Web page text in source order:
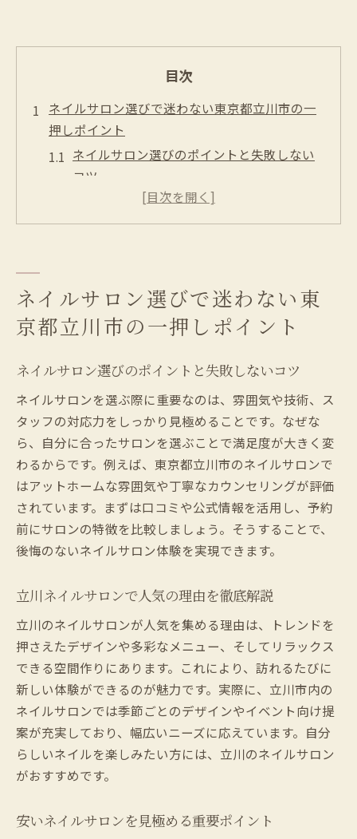
目次
ネイルサロン選びで迷わない東京都立川市の一
押しポイント
ネイルサロン選びのポイントと失敗しない
コツ
立川ネイルサロンで人気の理由を徹底解説
安いネイルサロンを見極める重要ポイント
立川駅周辺のネイルサロンの選び方ガイド
個人ネイルサロンのメリットを知っておこ
東京都立川市で人気のネイルサロンを体験する
ネイルサロン人気の秘密とその魅力を解説
立川のネイルサロンで叶う理想のデザイン
体験
ジェルネイルが人気のサロンの特徴を紹介
安い料金で高品質なネイルサロン体験の価
値
立川駅近くのネイルサロン体験談をご紹介
魅力
ネイルサロン利用で叶う東京都立川市の理想の
爪ケア
ネイルサロンで実現できる理想の爪ケア方
法
パラジェル導入ネイルサロンの魅力と特徴
自爪ケアのみでも安心して通えるネイルサ
ロン
ネイルサロン選びで迷わない東
京都立川市の一押しポイント
ネイルサロン選びのポイントと失敗しないコツ
ネイルサロンを選ぶ際に重要なのは、雰囲気や技術、ス
タッフの対応力をしっかり見極めることです。なぜな
ら、自分に合ったサロンを選ぶことで満足度が大きく変
わるからです。例えば、東京都立川市のネイルサロンで
はアットホームな雰囲気や丁寧なカウンセリングが評価
されています。まずは口コミや公式情報を活用し、予約
前にサロンの特徴を比較しましょう。そうすることで、
後悔のないネイルサロン体験を実現できます。
立川ネイルサロンで人気の理由を徹底解説
立川のネイルサロンが人気を集める理由は、トレンドを
押さえたデザインや多彩なメニュー、そしてリラックス
できる空間作りにあります。これにより、訪れるたびに
新しい体験ができるのが魅力です。実際に、立川市内の
ネイルサロンでは季節ごとのデザインやイベント向け提
案が充実しており、幅広いニーズに応えています。自分
らしいネイルを楽しみたい方には、立川のネイルサロン
がおすすめです。
安いネイルサロンを見極める重要ポイント